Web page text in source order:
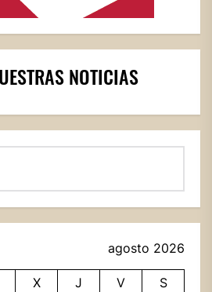
NOTICIAS
agosto 2026
X J V
S